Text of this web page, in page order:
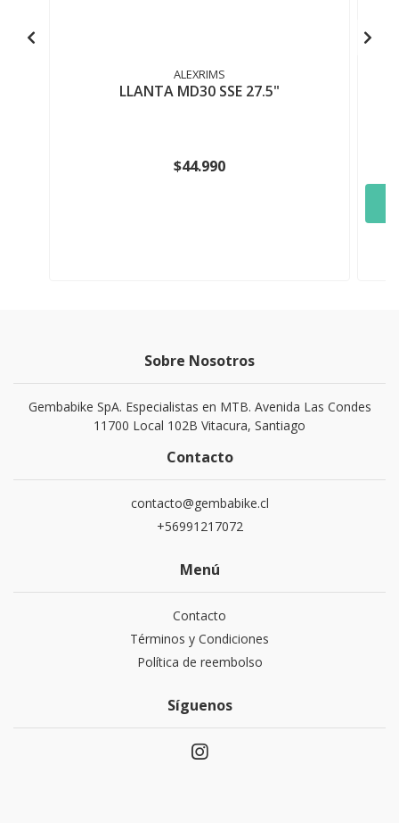
ALEXRIMS
LLANTA MD30 SSE 27.5"
$44.990
Sobre Nosotros
Gembabike SpA. Especialistas en MTB. Avenida Las Condes
11700 Local 102B Vitacura, Santiago
Contacto
contacto@gembabike.cl
+56991217072
Menú
Contacto
Términos y Condiciones
Política de reembolso
Síguenos